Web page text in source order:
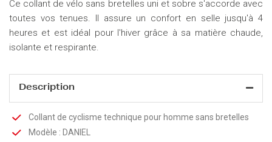
Ce collant de vélo sans bretelles uni et sobre s'accorde avec
toutes vos tenues. Il assure un confort en selle jusqu'à 4
heures et est idéal pour l'hiver grâce à sa matière chaude,
isolante et respirante.
Description
Collant de cyclisme technique pour homme sans bretelles
Modèle : DANIEL